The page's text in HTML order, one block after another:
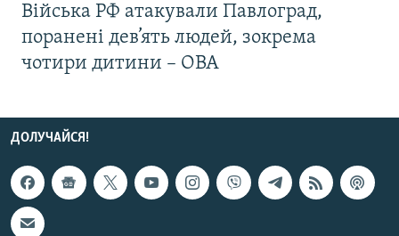
Війська РФ атакували Павлоград,
поранені дев’ять людей, зокрема
чотири дитини – ОВА
ДОЛУЧАЙСЯ!